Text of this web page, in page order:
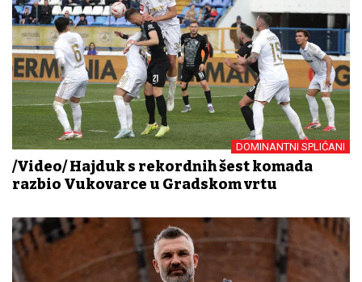
DOMINANTNI SPLIĆANI
/Video/ Hajduk s rekordnih šest komada
razbio Vukovarce u Gradskom vrtu